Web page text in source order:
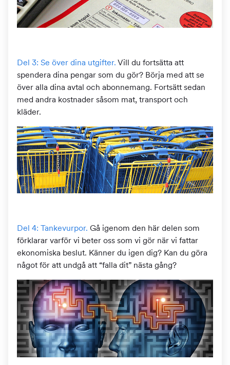
Del 3: Se över dina utgifter. Vill du fortsätta att
spendera dina pengar som du gör? Börja med att se
över alla dina avtal och abonnemang. Fortsätt sedan
med andra kostnader såsom mat, transport och
kläder.
Del 4: Tankevurpor. Gå igenom den här delen som
förklarar varför vi beter oss som vi gör när vi fattar
ekonomiska beslut. Känner du igen dig? Kan du göra
något för att undgå att “falla dit” nästa gång?